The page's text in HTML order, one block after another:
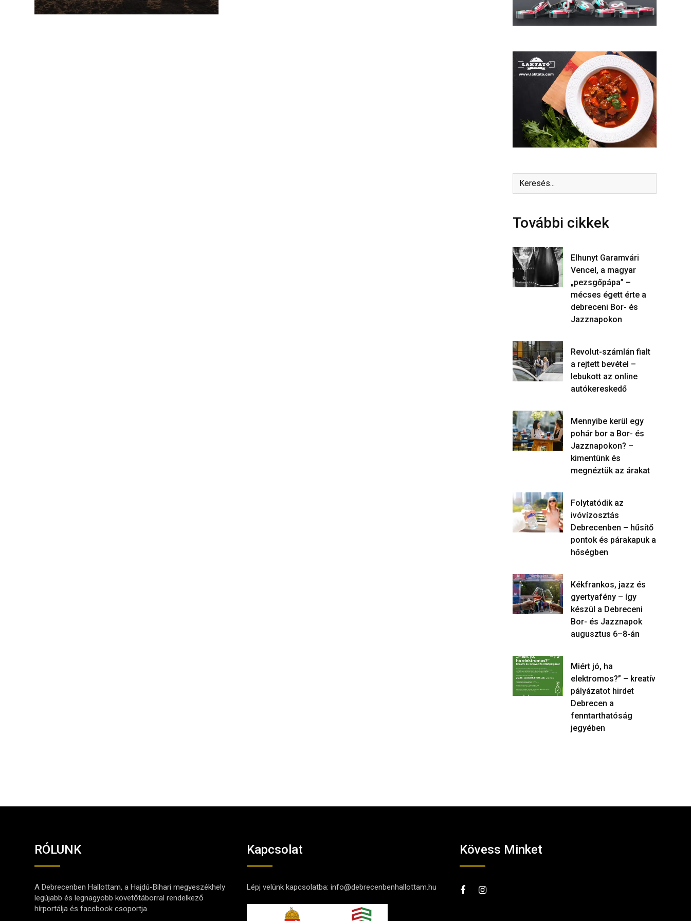
További cikkek
Elhunyt Garamvári
Vencel, a magyar
„pezsgőpápa” –
mécses égett érte a
debreceni Bor- és
Jazznapokon
Revolut-számlán fialt
a rejtett bevétel –
lebukott az online
autókereskedő
Mennyibe kerül egy
pohár bor a Bor- és
Jazznapokon? –
kimentünk és
megnéztük az árakat
Folytatódik az
ivóvízosztás
Debrecenben – hűsítő
pontok és párakapuk a
hőségben
Kékfrankos, jazz és
gyertyafény – így
készül a Debreceni
Bor- és Jazznapok
augusztus 6–8-án
Miért jó, ha
elektromos?” – kreatív
pályázatot hirdet
Debrecen a
fenntarthatóság
jegyében
RÓLUNK
A Debrecenben Hallottam, a Hajdú-Bihari megyeszékhely
legújabb és legnagyobb követőtáborral rendelkező
hírportálja és facebook csoportja.
Kapcsolat
Lépj velünk kapcsolatba:info@debrecenbenhallottam.hu
Kövess Minket